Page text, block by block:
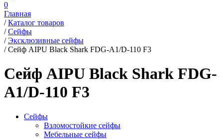
0
Главная
/ Каталог товаров
/ Сейфы
/ Эксклюзивные сейфы
/ Сейф AIPU Black Shark FDG-A1/D-110 F3
Сейф AIPU Black Shark FDG-
A1/D-110 F3
Сейфы
Взломостойкие сейфы
Мебельные сейфы